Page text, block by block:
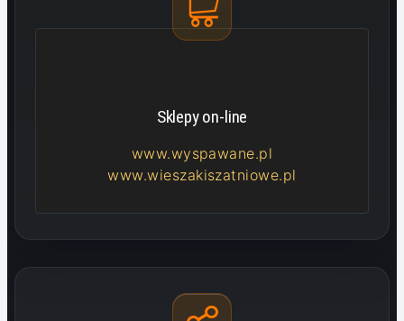
Sklepy on-line
www.wyspawane.pl
www.wieszakiszatniowe.pl